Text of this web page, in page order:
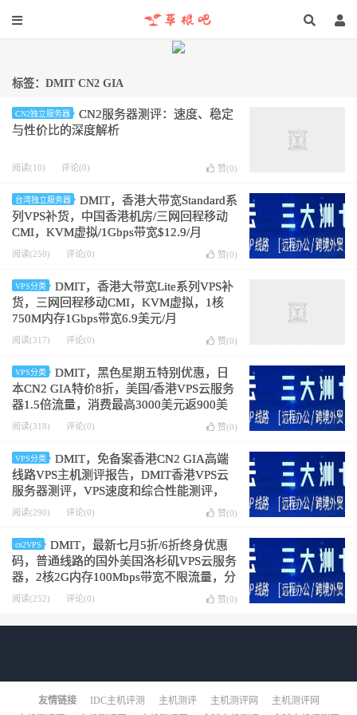
标签：DMIT CN2 GIA
CN2独立服务器
CN2服务器测评：速度、稳定
与性价比的深度解析
阅读(10) 评论(0) 赞(0)
台湾独立服务器
DMIT，香港大带宽Standard系
列VPS补货，中国香港机房/三网回程移动
CMI，KVM虚拟/1Gbps带宽$12.9/月
阅读(250) 评论(0) 赞(0)
VPS分类
DMIT，香港大带宽Lite系列VPS补
货，三网回程移动CMI，KVM虚拟，1核
750M内存1Gbps带宽6.9美元/月
阅读(317) 评论(0) 赞(0)
VPS分类
DMIT，黑色星期五特别优惠，日
本CN2 GIA特价8折，美国/香港VPS云服务
器1.5倍流量，消费最高3000美元返900美
元，KVM虚拟架构，1核0.75G内存
阅读(318) 评论(0) 赞(0)
VPS分类
DMIT，免备案香港CN2 GIA高端
线路VPS主机测评报告，DMIT香港VPS云
服务器测评，VPS速度和综合性能测评，
DMIT好不好？DMIT值得购买吗？
阅读(290) 评论(0) 赞(0)
cn2VPS
DMIT，最新七月5折/6折终身优惠
码，普通线路的国外美国洛杉矶VPS云服务
器，2核2G内存100Mbps带宽不限流量，分
配2个IP，14.9美元/月
阅读(252) 评论(0) 赞(0)
友情链接 IDC主机评测 主机测评 主机测评网
主机测评网